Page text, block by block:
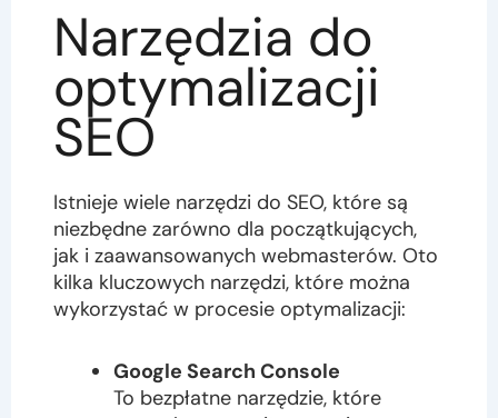
Narzędzia do
optymalizacji
SEO
Istnieje wiele narzędzi do SEO, które są
niezbędne zarówno dla początkujących,
jak i zaawansowanych webmasterów. Oto
kilka kluczowych narzędzi, które można
wykorzystać w procesie optymalizacji:
Google Search Console
To bezpłatne narzędzie, które